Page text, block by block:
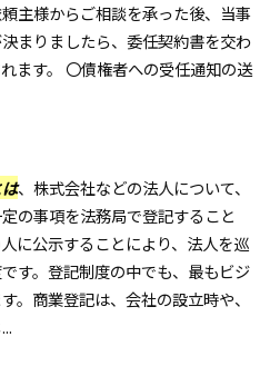
主様からご相談を承った後、当事
まりましたら、委任契約書を交わ
ます。 〇債権者への受任通知の送
、株式会社などの法人について、
の事項を法務局で登記すること
に公示することにより、法人を巡
す。登記制度の中でも、最もビジ
。商業登記は、会社の設立時や、